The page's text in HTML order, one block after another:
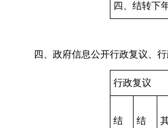
四、结转下
四、政府信息公开行政复议、
行政复议
结
结